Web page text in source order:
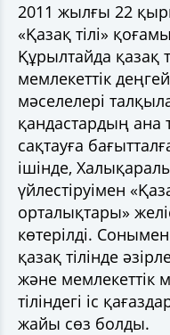
2011 жылғы 22
«Қазақ тілі»
Құрылтайда қазақ
мемлекеттік
мәселелері
қандастардың ана
сақтауға
ішінде,
үйлестіруімен
орталықтары»
көтерілді.
қазақ тілінде
және мемлекеттік
тіліндегі іс
жайы сөз болды.